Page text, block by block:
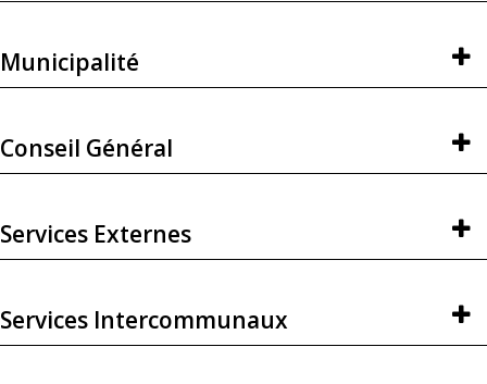
Municipalité
Conseil Général
Services Externes
Services Intercommunaux